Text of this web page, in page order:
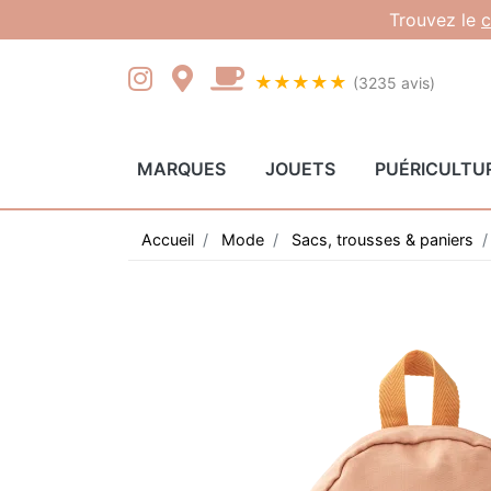
Trouvez le
★★★★★ (3235 avis)
MARQUES JOUETS
Accueil Mode Sacs, trousses & paniers